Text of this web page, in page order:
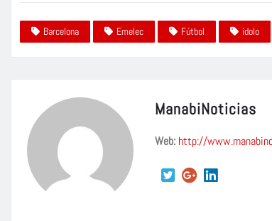
Barcelona Emelec Fútbol ídolo
ManabiNoticias
Web: http://